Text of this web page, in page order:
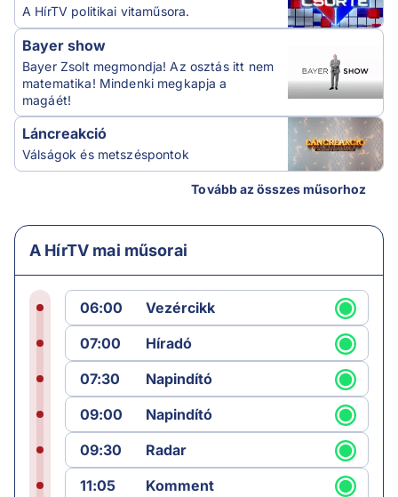
A HírTV politikai vitaműsora.
Bayer show
Bayer Zsolt megmondja! Az osztás itt nem
matematika! Mindenki megkapja a
magáét!
Láncreakció
Válságok és metszéspontok
Tovább az összes műsorhoz
A HírTV mai műsorai
06:00
Vezércikk
07:00
Híradó
07:30
Napindító
09:00
Napindító
09:30
Radar
11:05
Komment